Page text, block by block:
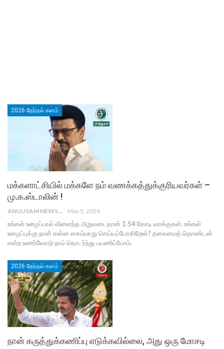
2026 தேர்தல் களம்
மக்களாட்சியில் மக்களே நம் வணக்கத்துக்குரியவர்கள் –
மு.க.ஸ்டாலின் !
ANGUSAM NEWS May 5, 2026
உங்கள் உழைப்பால் விளைந்த அறுவடைதான் 1.54 கோடி வாக்குகள். உங்கள்
உழைப்புக்கு நான் என்ன கைம்மாறு செய்யப்போகிறேன்? தலைமைத் தொண்டன்
என்ற உணர்வோடு நாம் தொடர்ந்து பயணிப்போம்.
2026 தேர்தல் களம்
நான் கருத்துக்கணிப்பு எடுக்கவில்லை, அது ஒரு மோசடி